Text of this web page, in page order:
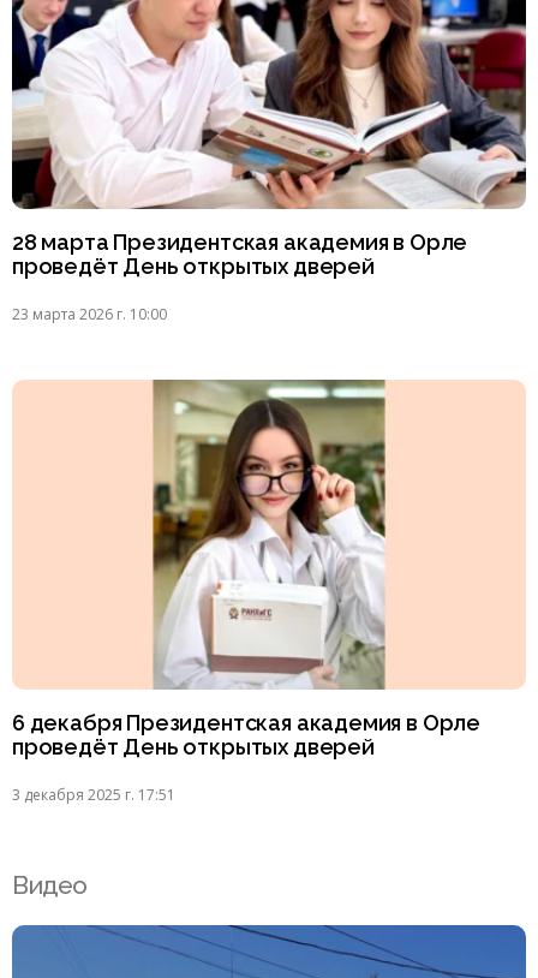
28 марта Президентская академия в Орле
проведёт День открытых дверей
23 марта 2026 г. 10:00
6 декабря Президентская академия в Орле
проведёт День открытых дверей
3 декабря 2025 г. 17:51
Видео